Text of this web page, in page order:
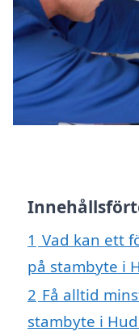
1 Vad kan ett
på stambyte i
2 Få alltid
stambyte i